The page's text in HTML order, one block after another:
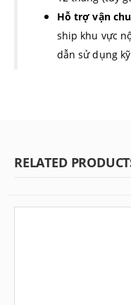
Hỗ trợ vận
ship khu vực
dẫn sử dụng
RELATED